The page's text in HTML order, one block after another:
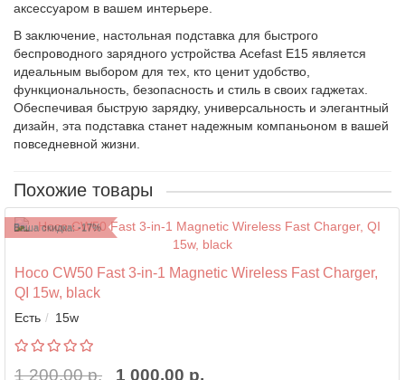
аксессуаром в вашем интерьере.
В заключение, настольная подставка для быстрого
беспроводного зарядного устройства Acefast E15 является
идеальным выбором для тех, кто ценит удобство,
функциональность, безопасность и стиль в своих гаджетах.
Обеспечивая быструю зарядку, универсальность и элегантный
дизайн, эта подставка станет надежным компаньоном в вашей
повседневной жизни.
Похожие товары
Ваша скидка: -17%
Hoco CW50 Fast 3-in-1 Magnetic Wireless Fast Charger,
QI 15w, black
Есть 15w
1 200.00 р. 1 000.00 р.